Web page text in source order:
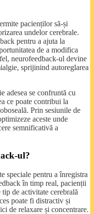
pacienților să-și
undelor cerebrale.
pentru a ajuta la
de a modifica
neurofeedback-ul devine
sprijinind autoreglarea
adesea se confruntă cu
ce poate contribui la
Prin sesiunile de
aceste unde
semnificativă a
ul?
speciale pentru a înregistra
în timp real, pacienții
tip de activitate cerebrală
poate fi distractiv și
de relaxare și concentrare.